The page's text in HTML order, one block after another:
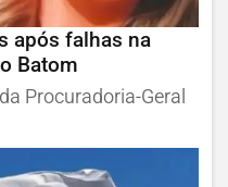
após falhas na
Batom
Procuradoria-Geral